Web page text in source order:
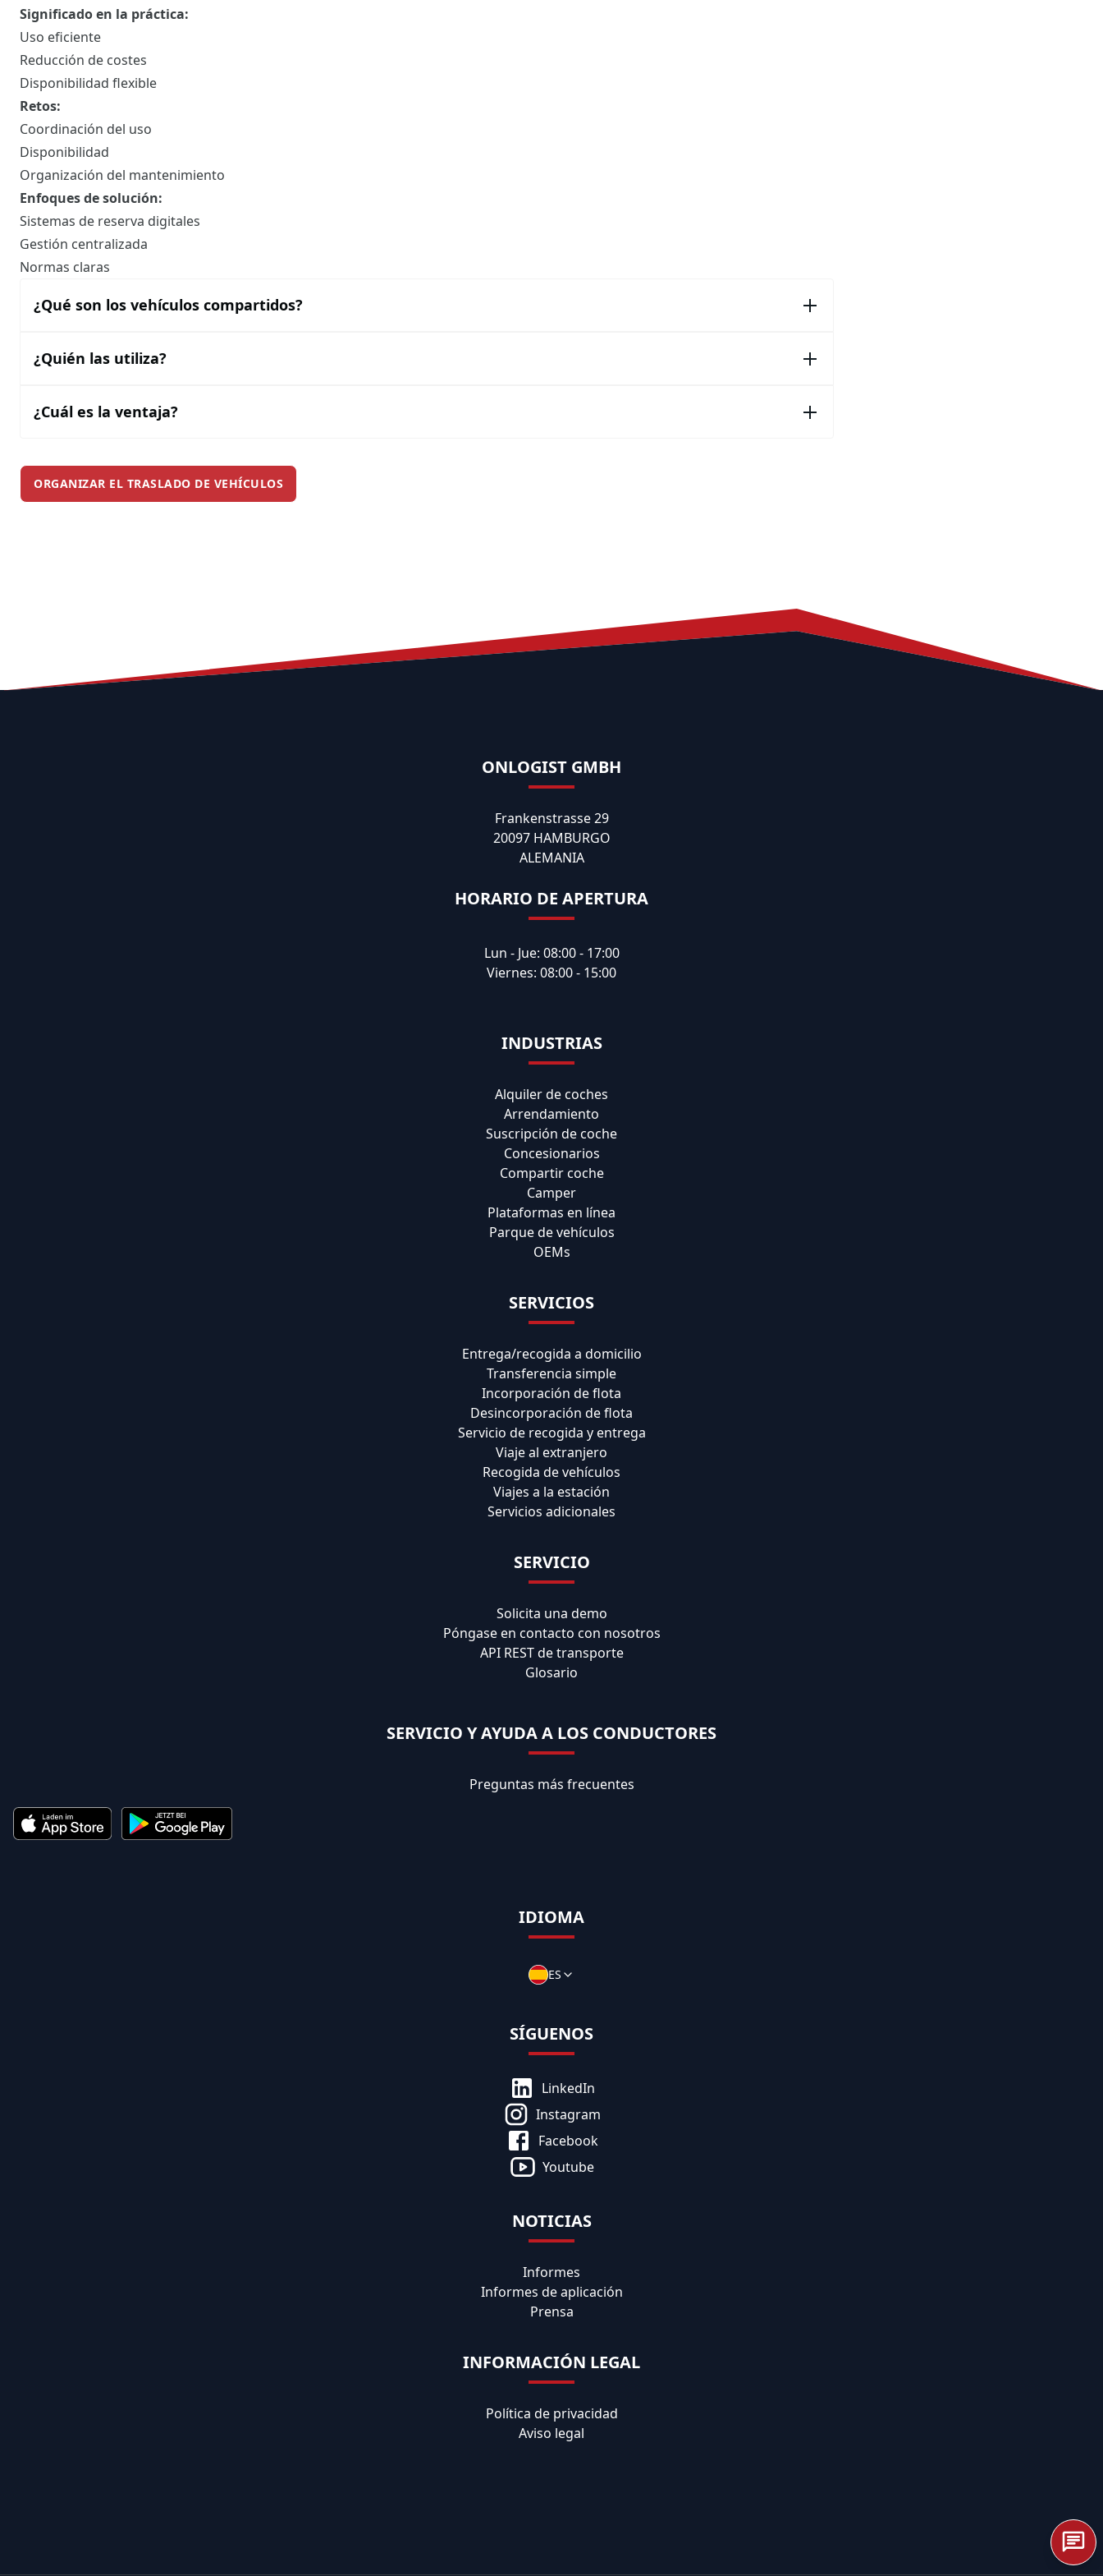
Significado en la práctica:
Uso eficiente
Reducción de costes
Disponibilidad flexible
Retos:
Coordinación del uso
Disponibilidad
Organización del mantenimiento
Enfoques de solución:
Sistemas de reserva digitales
Gestión centralizada
Normas claras
¿Qué son los vehículos compartidos?
¿Quién las utiliza?
¿Cuál es la ventaja?
ORGANIZAR EL TRASLADO DE VEHÍCULOS
ONLOGIST GMBH
Frankenstrasse 29
20097 HAMBURGO
ALEMANIA
HORARIO DE APERTURA
Lun - Jue: 08:00 - 17:00
Viernes: 08:00 - 15:00
INDUSTRIAS
Alquiler de coches
Arrendamiento
Suscripción de coche
Concesionarios
Compartir coche
Camper
Plataformas en línea
Parque de vehículos
OEMs
SERVICIOS
Entrega/recogida a domicilio
Transferencia simple
Incorporación de flota
Desincorporación de flota
Servicio de recogida y entrega
Viaje al extranjero
Recogida de vehículos
Viajes a la estación
Servicios adicionales
SERVICIO
Solicita una demo
Póngase en contacto con nosotros
API REST de transporte
Glosario
SERVICIO Y AYUDA A LOS CONDUCTORES
Preguntas más frecuentes
IDIOMA
ES
SÍGUENOS
LinkedIn
Instagram
Facebook
Youtube
NOTICIAS
Informes
Informes de aplicación
Prensa
INFORMACIÓN LEGAL
Política de privacidad
Aviso legal